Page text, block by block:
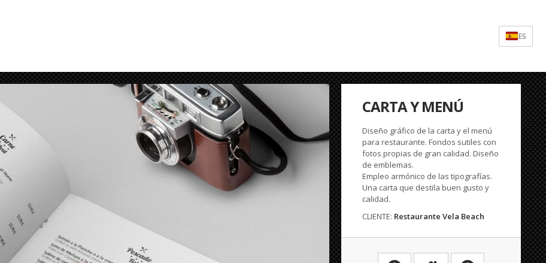
ES
CARTA Y MENÚ
Diseño gráfico de la carta y el menú
para restaurante. Fondos sutiles con
fotos propias de gran calidad. Diseño
de emblemas.
Empleo armónico de las tipografías.
Una carta que destila buen gusto y
calidad.
CLIENTE: Restaurante Vela Beach